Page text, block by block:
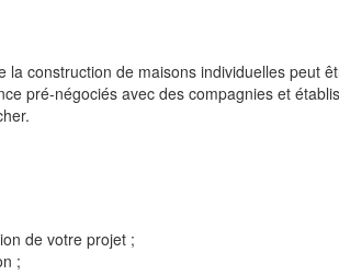
la construction de maisons individuelles peut
pré-négociés avec des compagnies et
de votre projet ;
;